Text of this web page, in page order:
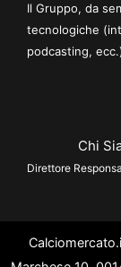
Il Gruppo, da
tecnologiche
podcasting,
Chi
Direttore